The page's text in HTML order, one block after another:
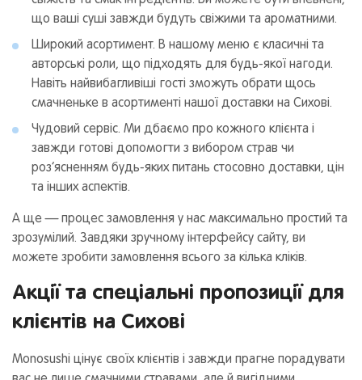
що ваші суші завжди будуть свіжими та ароматними.
Широкий асортимент. В нашому меню є класичні та
авторські роли, що підходять для будь-якої нагоди.
Навіть найвибагливіші гості зможуть обрати щось
смачненьке в асортименті нашої доставки на Сихові.
Чудовий сервіс. Ми дбаємо про кожного клієнта і
завжди готові допомогти з вибором страв чи
роз’ясненням будь-яких питань стосовно доставки, цін
та інших аспектів.
А ще — процес замовлення у нас максимально простий та
зрозумілий. Завдяки зручному інтерфейсу сайту, ви
можете зробити замовлення всього за кілька кліків.
Акції та спеціальні пропозиції для
клієнтів на Сихові
Monosushi цінує своїх клієнтів і завжди прагне порадувати